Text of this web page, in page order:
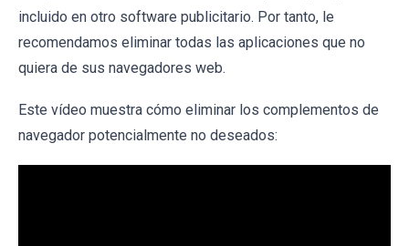
incluido en otro software publicitario. Por tanto, le
recomendamos eliminar todas las aplicaciones que no
quiera de sus navegadores web.
Este vídeo muestra cómo eliminar los complementos de
navegador potencialmente no deseados: